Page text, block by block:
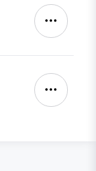
Autres
Autres